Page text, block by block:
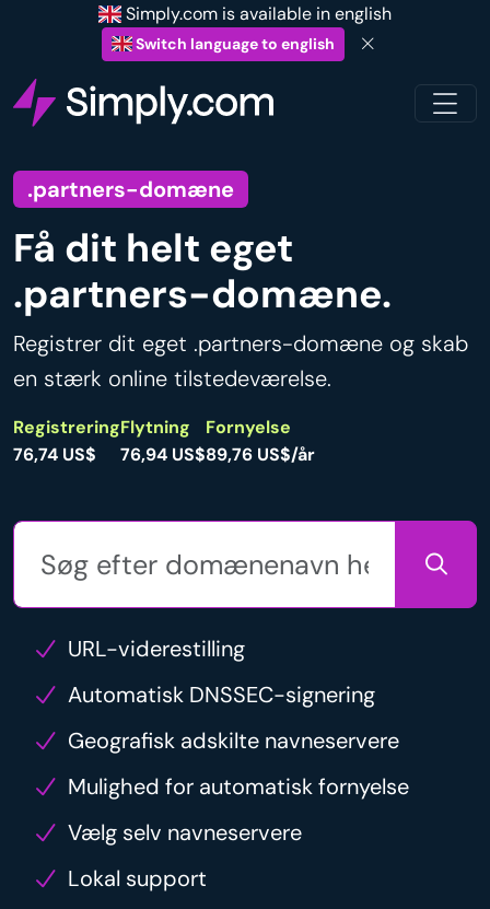
Simply.com is available in english
Switch language to english
.partners-domæne
Få dit helt eget
.partners-domæne.
Registrer dit eget .partners-domæne og skab
en stærk online tilstedeværelse.
Registrering
76,74 US$
Flytning
76,94 US$
Fornyelse
89,76 US$/år
URL-viderestilling
Automatisk DNSSEC-signering
Geografisk adskilte navneservere
Mulighed for automatisk fornyelse
Vælg selv navneservere
Lokal support